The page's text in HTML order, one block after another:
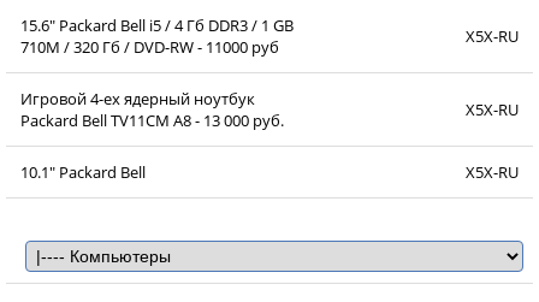
15.6" Packard Bell i5 / 4 Гб DDR3 / 1 GB
710M / 320 Гб / DVD-RW - 11000 руб
X5X-RU
Игровой 4-ех ядерный ноутбук
Packard Bell TV11CM A8 - 13 000 руб.
X5X-RU
10.1" Packard Bell X5X-RU